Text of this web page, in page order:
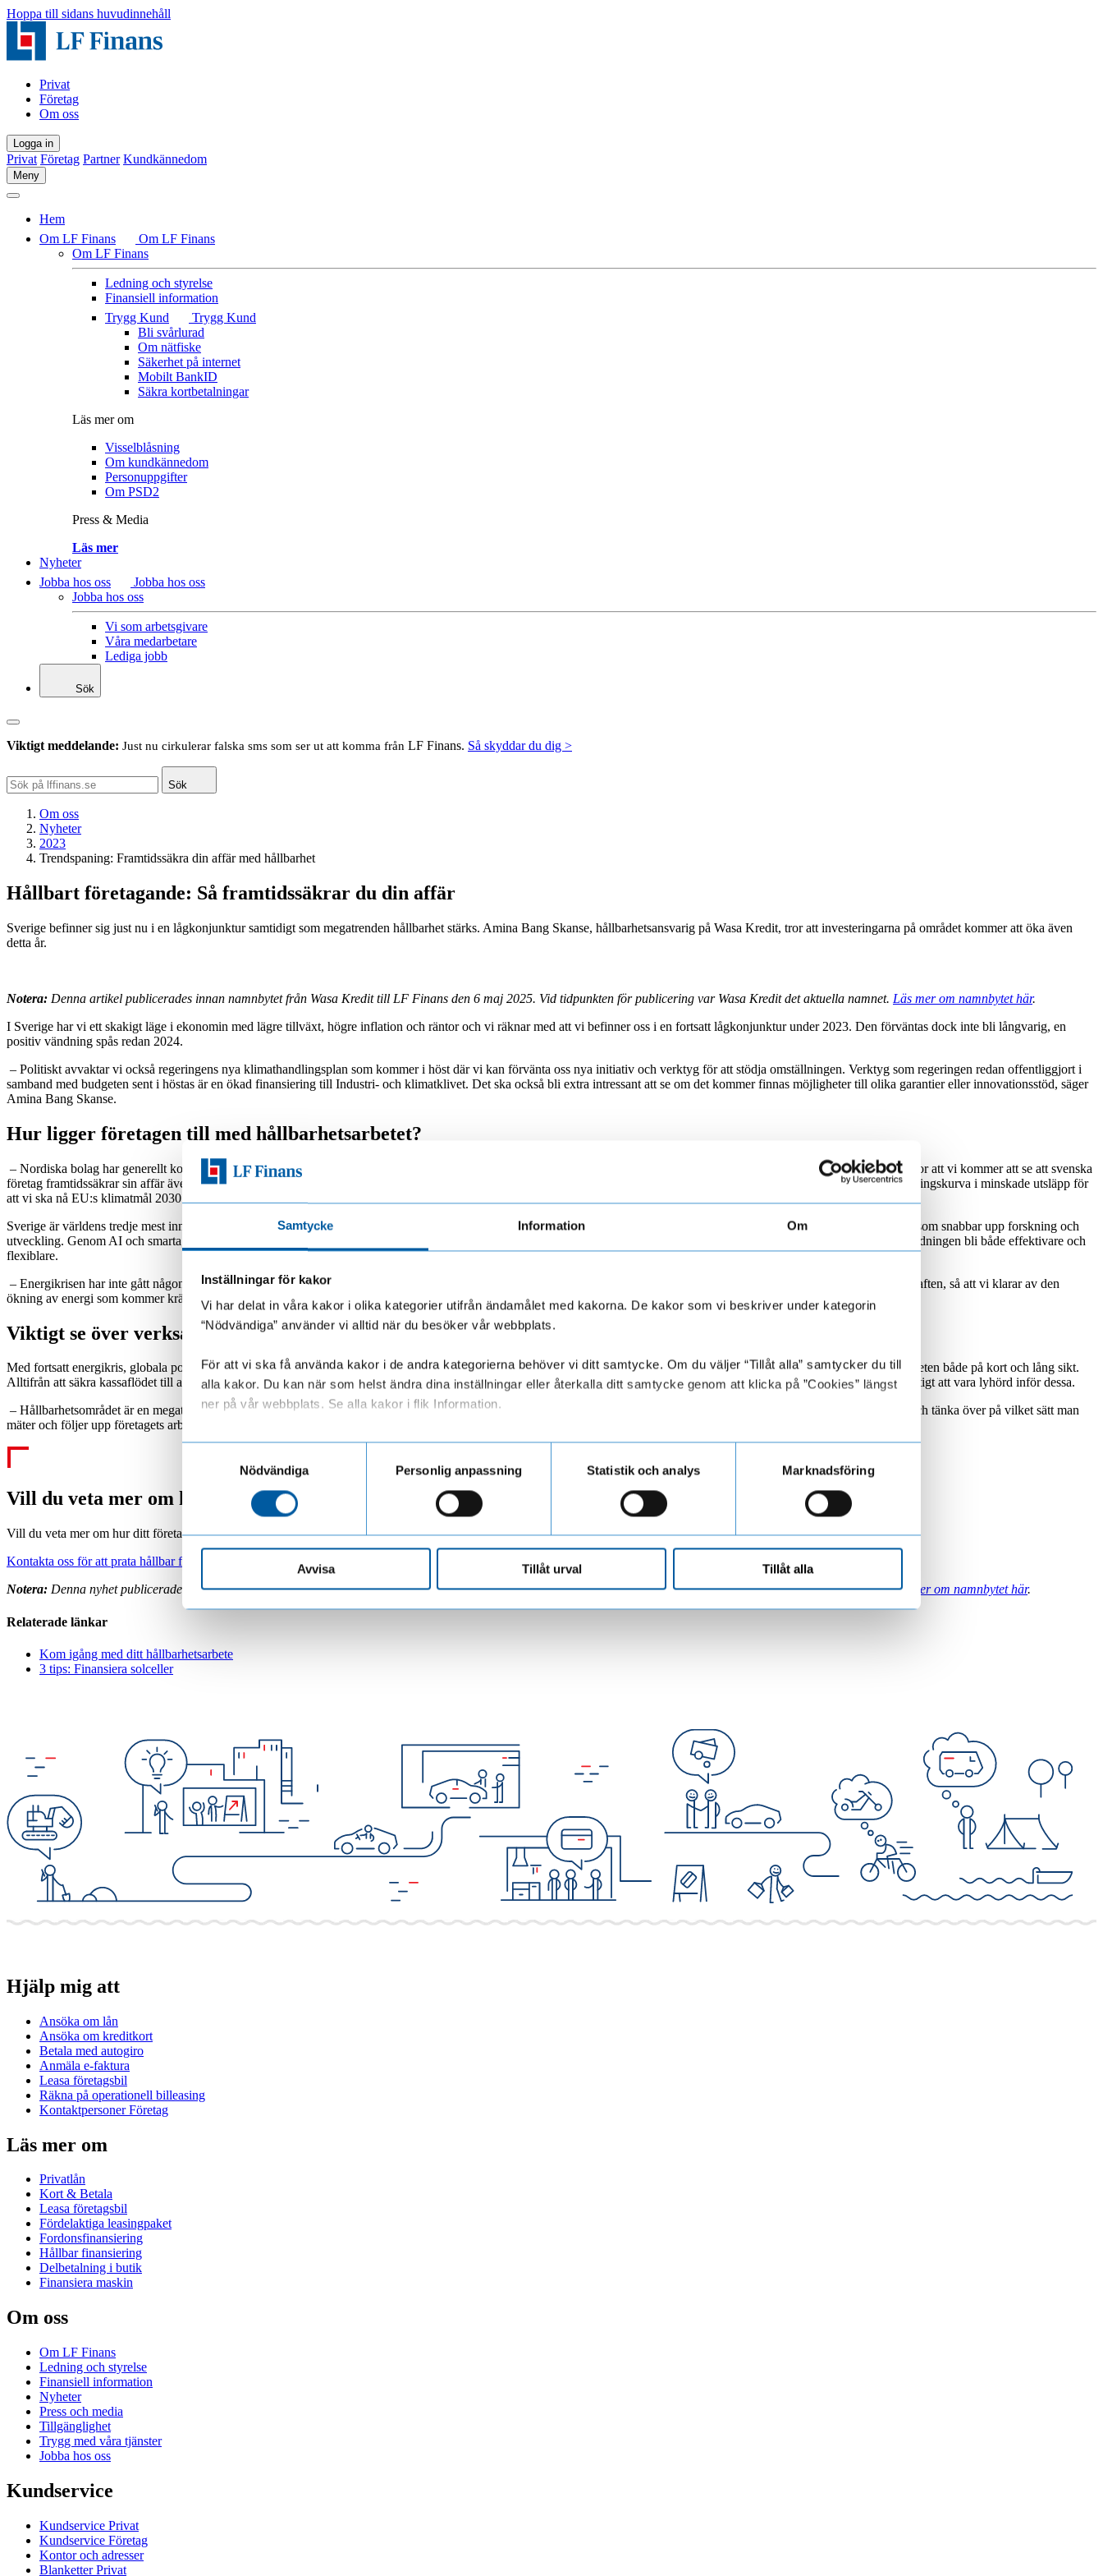
Samtycke Information Om
Inställningar för kakor
Vi har delat in våra kakor i olika kategorier utifrån ändamålet med kakorna. De kakor som vi beskriver under kategorin
“Nödvändiga” använder vi alltid när du besöker vår webbplats.
För att vi ska få använda kakor i de andra kategorierna behöver vi ditt samtycke. Om du väljer “Tillåt alla” samtycker du till
alla kakor. Du kan när som helst ändra dina inställningar eller återkalla ditt samtycke genom att klicka på ”Cookies” längst
ner på vår webbplats. Se alla kakor i flik Information.
Läs mer om hur vi behandlar personuppgifter när du besöker vår webbplats
Nödvändiga
Personlig anpassning Statistik och analys Marknadsföring
Avvisa Tillåt urval Tillåt alla
Hoppa till sidans huvudinnehåll
Privat
Företag
Om oss
Logga in
Privat Företag Partner Kundkännedom
Meny
Hem
Om LF Finans
Om LF Finans
Om LF Finans
Ledning och styrelse
Finansiell information
Trygg Kund
Trygg Kund
Bli svårlurad
Om nätfiske
Säkerhet på internet
Mobilt BankID
Säkra kortbetalningar
Läs mer om
Visselblåsning
Om kundkännedom
Personuppgifter
Om PSD2
Press & Media
Läs mer
Nyheter
Jobba hos oss
Jobba hos oss
Jobba hos oss
Vi som arbetsgivare
Våra medarbetare
Lediga jobb
Sök
Viktigt meddelande: Just nu cirkulerar falska sms som ser ut att komma från LF Finans. Så skyddar du dig >
Sök
Om oss
Nyheter
2023
Trendspaning: Framtidssäkra din affär med hållbarhet
Hållbart företagande: Så framtidssäkrar du din affär
Sverige befinner sig just nu i en lågkonjunktur samtidigt som megatrenden hållbarhet stärks. Amina Bang Skanse, hållbarhetsansvarig på Wasa Kredit, tror att investeringarna på området kommer att öka även
detta år.
Notera: Denna artikel publicerades innan namnbytet från Wasa Kredit till LF Finans den 6 maj 2025. Vid tidpunkten för publicering var Wasa Kredit det aktuella namnet. Läs mer om namnbytet här.
I Sverige har vi ett skakigt läge i ekonomin med lägre tillväxt, högre inflation och räntor och vi räknar med att vi befinner oss i en fortsatt lågkonjunktur under 2023. Den förväntas dock inte bli långvarig, en
positiv vändning spås redan 2024.
– Politiskt avvaktar vi också regeringens nya klimathandlingsplan som kommer i höst där vi kan förvänta oss nya initiativ och verktyg för att stödja omställningen. Verktyg som regeringen redan offentliggjort i
samband med budgeten sent i höstas är en ökad finansiering till Industri- och klimatklivet. Det ska också bli extra intressant att se om det kommer finnas möjligheter till olika garantier eller innovationsstöd, säger
Amina Bang Skanse.
Hur ligger företagen till med hållbarhetsarbetet?
– Nordiska bolag har generellt kommit långt i sitt hållbarhetsarbete och identifierat både utmaningar och möjligheter, inte minst för att kunna skapa sig konkurrensfördelar. Jag tror att vi kommer att se att svenska
företag framtidssäkrar sin affäräven under 2023
. Klimatmålen mot 2030 ligger fast vilket gör att företag med stora klimatavtryck idag kommer att behöva ha en brantare omställningskurva i minskade utsläpp för
att vi ska nå EU:s klimatmål 2030. Jag hoppas också på en spridning av ny innovation som finns i Sverige för att lösa de 17 hållbarhetsmålen.
Sverige är världens tredje mest innovativa land och det mest innovativa landet i EU, enligt FN:s ranking. Här är digitaliseringen en möjliggörare för innovation och omställning, som snabbar upp forskning och
utveckling. Genom AI och smarta system kan fler och fler branscher mäta sin påverkan och på det sättet också påverka den. Och genom automation kan exempelvis energianvändningen bli både effektivare och
flexiblare.
– Energikrisen har inte gått någon förbi och här kommer vi att få se satsningar för att bredda vår energimix, det vill säga sol och vindkraft samt en mindre utbyggnad av vattenkraften, så att vi klarar av den
ökning av energi som kommer krävas för att minska beroendet av fossila bränslen, säger Amina Bang Skanse.
Viktigt se över verksamheten på kort och lång sikt
Med fortsatt energikris, globala politiska spänningar, åtstramning av penningpolitiken och konjunkturläget just nu, är det extra viktigt att göra en riskanalys och se över verksamheten både på kort och lång sikt.
Alltifrån att säkra kassaflödet till att trygga den långsiktiga planen med framtida investeringar och kanske expansion. Konsumenter och intressenter ställer nya krav och det är viktigt att vara lyhörd inför dessa.
– Hållbarhetsområdet är en megatrend och kommer fortsätta utvecklas över tid.Det blir allt viktigare för företag att integrera miljö, sociala och finansiella aspekter i sitt arbete, och tänka över på vilket sätt man
mäter och följer upp företagets arbete.
Vill du veta mer om hållbar finansiering?
Vill du veta mer om hur ditt företag kan ställa om till en hållbar affärsstrategi? Hör av dig till oss så berättar vi mer.
Kontakta oss för att prata hållbar finansiering
Notera: Denna nyhet publicerades innan namnbytet från Wasa Kredit till LF Finans den 6 maj 2025. Vid tidpunkten för publicering var Wasa Kredit det aktuella namnet.Läs mer om namnbytet här.
Relaterade länkar
Kom igång med ditt hållbarhetsarbete
3 tips: Finansiera solceller
Hjälp mig att
Ansöka om lån
Ansöka om kreditkort
Betala med autogiro
Anmäla e-faktura
Leasa företagsbil
Räkna på operationell billeasing
Kontaktpersoner Företag
Läs mer om
Privatlån
Kort & Betala
Leasa företagsbil
Fördelaktiga leasingpaket
Fordonsfinansiering
Hållbar finansiering
Delbetalning i butik
Finansiera maskin
Om oss
Om LF Finans
Ledning och styrelse
Finansiell information
Nyheter
Press och media
Tillgänglighet
Trygg med våra tjänster
Jobba hos oss
Kundservice
Kundservice Privat
Kundservice Företag
Kontor och adresser
Blanketter Privat